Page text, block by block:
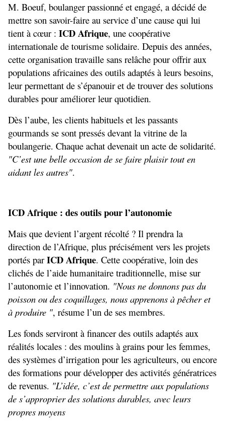
M. Boeuf, boulanger passionné et engagé, a décidé de
mettre son savoir-faire au service d’une cause qui lui
tient à cœur : ICD Afrique, une coopérative
internationale de tourisme solidaire. Depuis des années,
cette organisation travaille sans relâche pour offrir aux
populations africaines des outils adaptés à leurs besoins,
leur permettant de s’épanouir et de trouver des solutions
durables pour améliorer leur quotidien.
Dès l’aube, les clients habituels et les passants
gourmands se sont pressés devant la vitrine de la
"C’est une belle occasion de se faire plaisir tout en
aidant les autres".
ICD Afrique : des outils pour l’autonomie
Mais que devient l’argent récolté ? Il prendra la
direction de l’Afrique, plus précisément vers les projets
portés par ICD Afrique. Cette coopérative, loin des
clichés de l’aide humanitaire traditionnelle, mise sur
l’autonomie et l’innovation. "Nous ne donnons pas du
poisson ou des coquillages, nous apprenons à pêcher et
à produire ", résume l’un de ses membres.
Les fonds serviront à financer des outils adaptés aux
réalités locales : des moulins à grains pour les femmes,
des systèmes d’irrigation pour les agriculteurs, ou encore
des formations pour développer des activités génératrices
de revenus. "L’idée, c’est de permettre aux populations
de s’approprier des solutions durables, avec leurs
propres moyens